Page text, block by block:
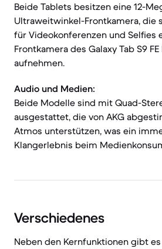
Beide Tablets besitzen eine 12-
Ultraweitwinkel-Frontkamera, die
für Videokonferenzen und Selfies
Frontkamera des Galaxy Tab S9
aufnehmen.
Audio und Medien:
Beide Modelle sind mit Quad-
ausgestattet, die von AKG
Atmos unterstützen, was ein
Klangerlebnis beim
Verschiedenes
Neben den Kernfunktionen gibt